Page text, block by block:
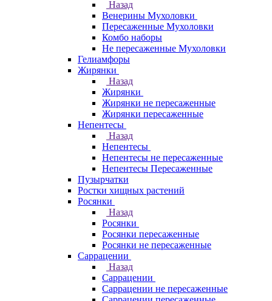
Назад
Венерины Мухоловки
Пересаженные Мухоловки
Комбо наборы
Не пересаженные Мухоловки
Гелиамфоры
Жирянки
Назад
Жирянки
Жирянки не пересаженные
Жирянки пересаженные
Непентесы
Назад
Непентесы
Непентесы не пересаженные
Непентесы Пересаженные
Пузырчатки
Ростки хищных растений
Росянки
Назад
Росянки
Росянки пересаженные
Росянки не пересаженные
Саррацении
Назад
Саррацении
Саррацении не пересаженные